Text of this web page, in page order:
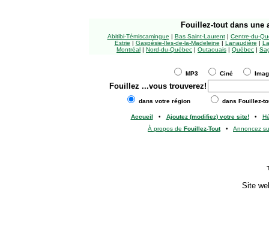
Fouillez-tout dans une
Abitibi-Témiscamingue | Bas Saint-Laurent| Centre-du-
Estrie | Gaspésie-Îles-de-la-Madeleine | Lanaudière |
Montréal | Nord-du-Québec | Outaouais | Québec |
MP3 Ciné
Fouillez ...vous trouverez!
dans votre région dans Fouillez-
Accueil • Ajoutez (modifiez) votre site!•
À propos de Fouillez-Tout• Annoncez
Site